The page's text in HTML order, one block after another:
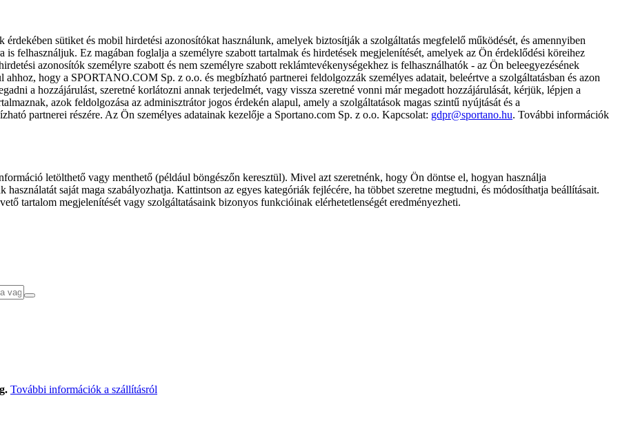
sütiket és mobil hirdetési azonosítókat használunk, amelyek biztosítják a szolgáltatás megfelelő működését, és amennyiben
is felhasználjuk. Ez magában foglalja a személyre szabott tartalmak és hirdetések megjelenítését, amelyek az Ön érdeklődési köreihez
azonosítók személyre szabott és nem személyre szabott reklámtevékenységekhez is felhasználhatók - az Ön beleegyezésének
hogy a SPORTANO.COM Sp. z o.o. és megbízható partnerei feldolgozzák személyes adatait, beleértve a szolgáltatásban és azon
a hozzájárulást, szeretné korlátozni annak terjedelmét, vagy vissza szeretné vonni már megadott hozzájárulását, kérjük, lépjen a
azok feldolgozása az adminisztrátor jogos érdekén alapul, amely a szolgáltatások magas szintű nyújtását és a
partnerei részére. Az Ön személyes adatainak kezelője a Sportano.com Sp. z o.o. Kapcsolat: gdpr@sportano.hu. További információk
letölthető vagy menthető (például böngészőn keresztül). Mivel azt szeretnénk, hogy Ön döntse el, hogyan használja
saját maga szabályozhatja. Kattintson az egyes kategóriák fejlécére, ha többet szeretne megtudni, és módosíthatja beállításait.
tartalom megjelenítését vagy szolgáltatásaink bizonyos funkcióinak elérhetetlenségét eredményezheti.
További információk a szállításról